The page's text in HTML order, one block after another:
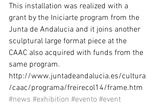
This installation was realized with a
grant by the Iniciarte program from the
Junta de Andalucia and it joins another
sculptural large format piece at the
CAAC also acquired with funds from the
same program.
http://www.juntadeandalucia.es/cultura
/caac/programa/freirecol14/frame.htm
#news #exhibition #evento #event